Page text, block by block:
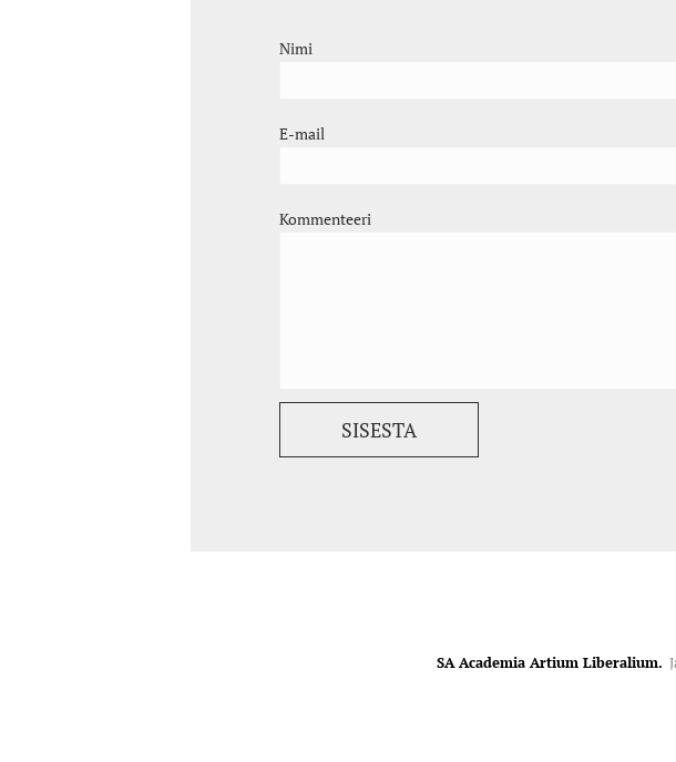
Nimi
E-mail
Kommenteeri
SA Academia Artium Liberalium.